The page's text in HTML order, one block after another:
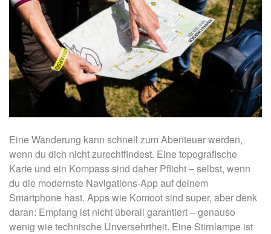
Eine Wanderung kann schnell zum Abenteuer werden,
wenn du dich nicht zurechtfindest. Eine topografische
Karte und ein Kompass sind daher Pflicht – selbst, wenn
du die modernste Navigations-App auf deinem
Smartphone hast. Apps wie Komoot sind super, aber denk
daran: Empfang ist nicht überall garantiert – genauso
wenig wie technische Unversehrtheit. Eine Stirnlampe ist